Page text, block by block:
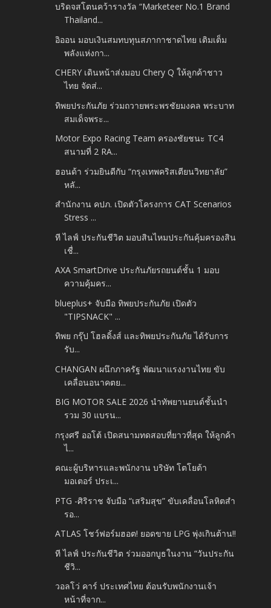
บริดจสโตนคว้ารางวัล “Marketeer No.1 Brand
Thailand...
อิออน มอบเงินสมทบทุนสภากาชาดไทย เติมเต็ม
พลังแห่งกา...
CHERY เดินหน้าส่งมอบ Chery Q ให้ลูกค้าชาว
ไทย จัดส่...
ทิพยประกันภัย ร่วมถวายพระพรชัยมงคล พระบาท
สมเด็จพระ...
Motor Expo Racing Team ครองชัยชนะ TC4
สนามที่ 2 RA...
ฮอนด้า ร่วมยินดีกับ “กรุงเทพคริสเตียนวิทยาลัย”
หลั...
สำนักงาน คปภ. เปิดตัวโครงการ CAT Scenarios
Stress ...
ที ไลฟ์ ประกันชีวิต มอบสินไหมประกันคุ้มครองสิน
เชื่...
AXA SmartDrive ประกันภัยรถยนต์ชั้น 1 มอบ
ความคุ้มคร...
blueplus+ จับมือ ทิพยประกันภัย เปิดตัว
"TIPSNACK" ...
ทิพย กรุ๊ป โฮลดิ้งส์ และทิพยประกันภัย ได้รับการ
รับ...
CHANGAN ผนึกภาครัฐ พัฒนาแรงงานไทย ขับ
เคลื่อนอนาคตย...
BIG MOTOR SALE 2026 นำทัพยานยนต์ชั้นนำ
รวม 30 แบรน...
กรุงศรี ออโต้ เปิดสนามทดสอบที่ยาวที่สุด ให้ลูกค้า
ไ...
คณะผู้บริหารและพนักงาน บริษัท โตโยต้า
มอเตอร์ ประเ...
PTG -ศิริราช จับมือ “เสริมสุข” ขับเคลื่อนโลหิตสำ
รอ...
ATLAS โชว์ฟอร์มฮอต! ยอดขาย LPG พุ่งเกินต้าน!!
ที ไลฟ์ ประกันชีวิต ร่วมออกบูธในงาน “วันประกัน
ชีวิ...
วอลโว่ คาร์ ประเทศไทย ต้อนรับพนักงานเจ้า
หน้าที่จาก...